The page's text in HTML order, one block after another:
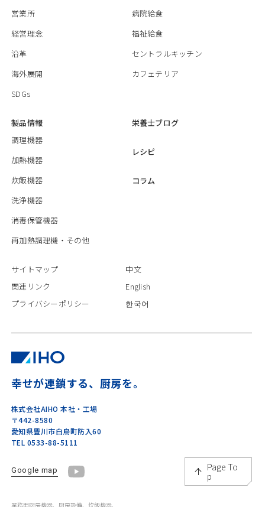
幸せが連鎖する、厨房を。
株式会社AIHO 本社・工場
〒442-8580
愛知県豊川市白鳥町防入60
TEL 0533-88-5111
Google map
Page To
p
業務用厨房機器、厨房設備、炊飯機器、
営業所
経営理念
沿革
海外展開
SDGs
病院給食
福祉給食
セントラルキッチン
カフェテリア
製品情報
調理機器
加熱機器
炊飯機器
洗浄機器
消毒保管機器
再加熱調理機・その他
栄養士ブログ
レシピ
コラム
サイトマップ
関連リンク
プライバシーポリシー
中文
English
한국어